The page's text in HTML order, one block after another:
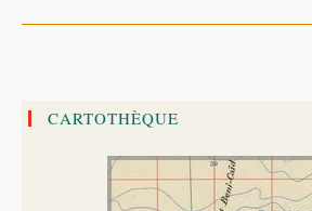
CARTOTHÈQUE